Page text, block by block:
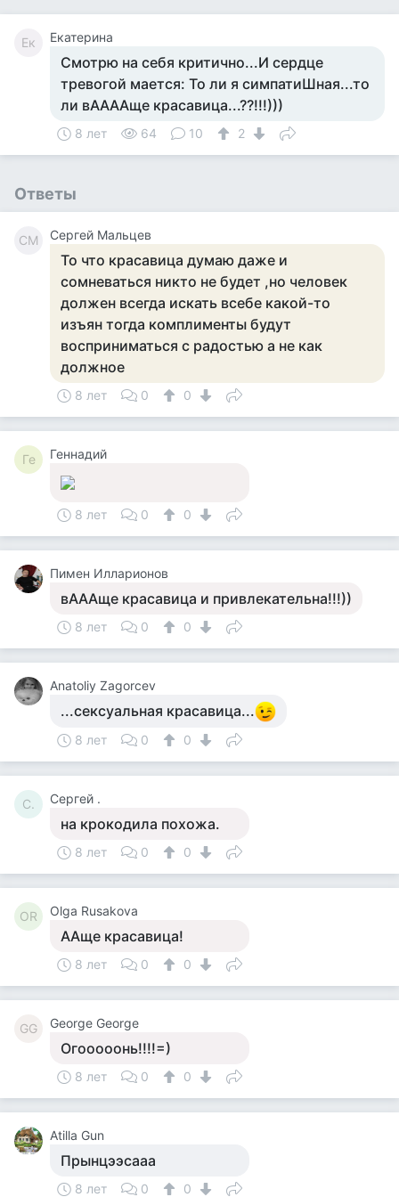
Ек Екатерина
Смотрю на себя критично...И сердце
тревогой мается: То ли я симпатиШная...то
ли вААААще красавица...??!!!)))
8 лет 64 10 2
Ответы
СМ Сергей Мальцев
То что красавица думаю даже и
сомневаться никто не будет ,но человек
должен всегда искать всебе какой-то
изъян тогда комплименты будут
восприниматься с радостью а не как
должное
8 лет 0 0
Ге Геннадий
8 лет 0 0
Пимен Илларионов
вАААще красавица и привлекательна!!!))
8 лет 0 0
Anatoliy Zagorcev
...сексуальная красавица...
8 лет 0 0
С. Сергей .
на крокодила похожа.
8 лет 0 0
OR Olga Rusakova
ААще красавица!
8 лет 0 0
GG George George
Огооооонь!!!!=)
8 лет 0 0
Atilla Gun
Прынцээсааа
8 лет 0 0